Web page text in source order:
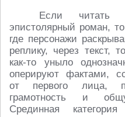
Если читать
эпистолярный роман,
где персонажи
реплику, через текст,
как-то уныло
оперируют фактами,
от первого лица,
грамотность и
Срединная